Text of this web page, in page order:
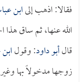
فقالا: اذهب إلىابن
الله عنها، ثم ساق هذا
قالأبو داود: وقول
زوجها مدخولاً بها